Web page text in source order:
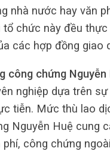
nhà nước hay văn
tổ chức này đều
các hợp đồng giao
công chứng Nguyễn
nghiệp dựa trên
tiễn. Mức thù lao
Nguyễn Huệ cung
công chứng